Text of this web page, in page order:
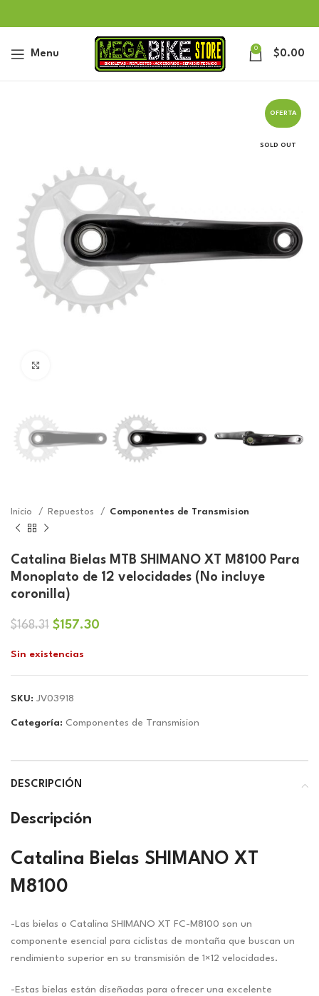
Menu 0 $0.00
OFERTA
SOLD OUT
Inicio Repuestos Componentes de Transmision
Catalina Bielas MTB SHIMANO XT M8100 Para
Monoplato de 12 velocidades (No incluye
coronilla)
$168.31 El
original
era:
$157.30
es:
Sin existencias
SKU: JV03918
Categoría: Componentes de Transmision
DESCRIPCIÓN
Descripción
Catalina Bielas SHIMANO XT
M8100
-Las bielas o Catalina SHIMANO XT FC-M8100 son un
componente esencial para ciclistas de montaña que buscan un
rendimiento superior en su transmisión de 1×12 velocidades.
-Estas bielas están diseñadas para ofrecer una excelente